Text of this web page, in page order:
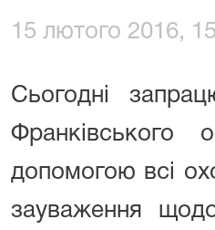
15 лютого 2016,
Сьогодні
Франківського
допомогою всі
зауваження щодо